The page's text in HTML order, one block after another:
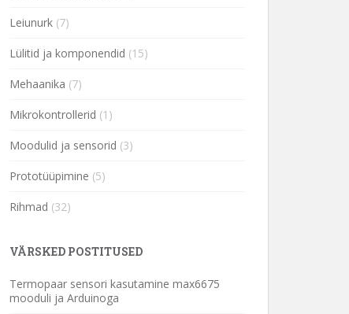
Leiunurk (7)
Lülitid ja komponendid (15)
Mehaanika (7)
Mikrokontrollerid (1)
Moodulid ja sensorid (3)
Prototüüpimine (5)
Rihmad (32)
VÄRSKED POSTITUSED
Termopaar sensori kasutamine max6675
mooduli ja Arduinoga